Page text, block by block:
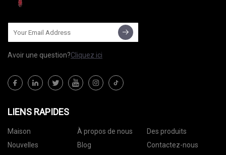
Avoir une question?Cliquez ici
LIENS RAPIDES
Maison À propos de nous
Des produits
Nouvelles
Blog
Contactez-nous